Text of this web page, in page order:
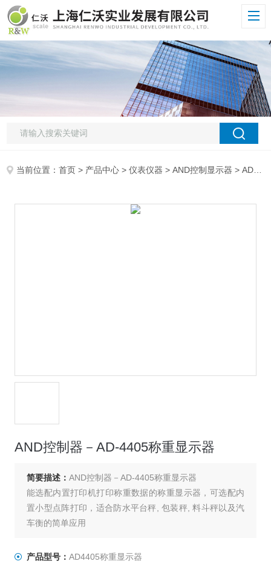
当前位置：首页 > 产品中心 >仪表仪器 >AND控制显示器 > AD4405称重显示器AND控制器－AD-4405称重显示器
AND控制器－AD-4405称重显示器
简要描述： AND控制器－AD-4405称重显示器
能选配内置打印机打印称重数据的称重显示器，可选配内
置小型点阵打印，适合防水平台秤, 包装秤, 料斗秤以及汽
车衡的简单应用
产品型号： AD4405称重显示器